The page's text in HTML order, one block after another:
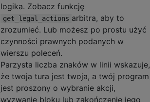
logika. Zobacz funkcję
get_legal_actions arbitra, aby to
zrozumieć. Lub możesz po prostu użyć
czynności prawnych podanych w
wierszu poleceń.
Parzysta liczba znaków w linii wskazuje,
że twoja tura jest twoja, a twój program
jest proszony o wybranie akcji,
wyzwanie bloku lub zakończenie jego